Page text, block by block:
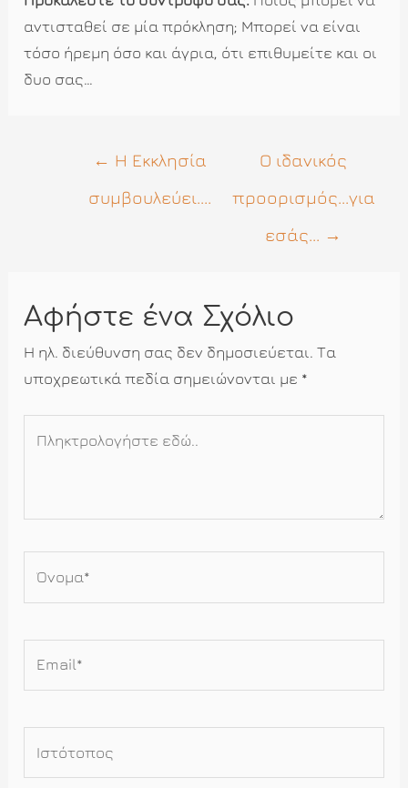
αντισταθεί σε μία πρόκληση; Μπορεί να είναι
τόσο ήρεμη όσο και άγρια, ότι επιθυμείτε και οι
δυο σας…
Πλοήγηση
← Η Εκκλησία
συμβουλεύει....
Ο ιδανικός
προορισμός...για
εσάς... →
Αφήστε ένα Σχόλιο
Η ηλ. διεύθυνση σας δεν δημοσιεύεται. Τα
υποχρεωτικά πεδία σημειώνονται με *